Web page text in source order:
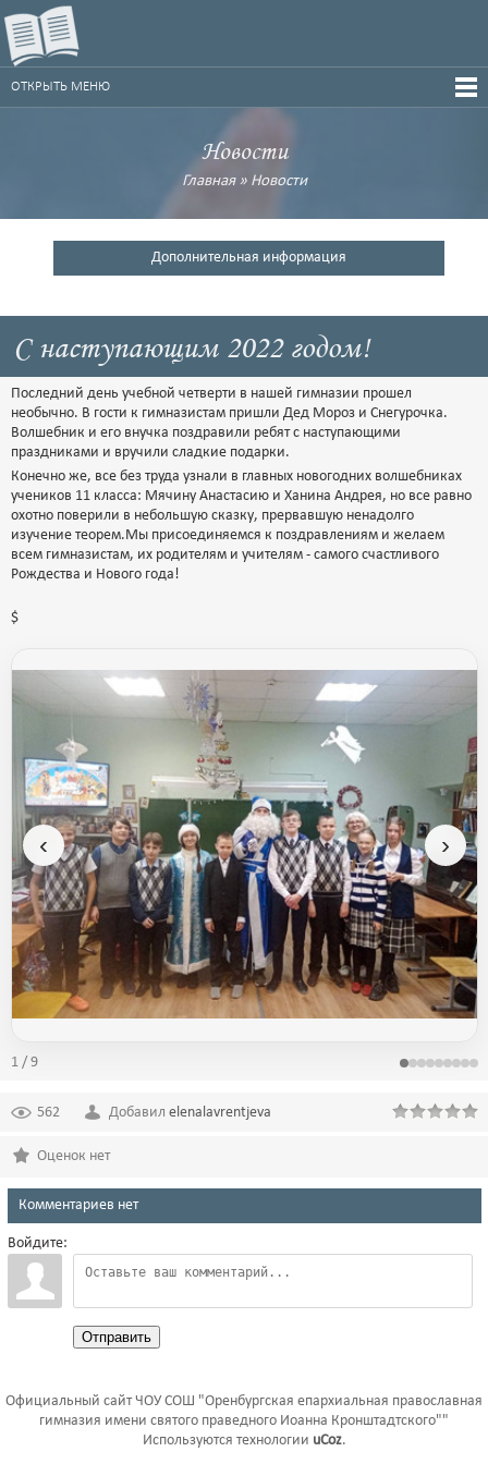
ОТКРЫТЬ МЕНЮ
Новости
Главная» Новости
Дополнительная информация
С наступающим 2022 годом!
Последний день учебной четверти в нашей гимназии прошел
необычно. В гости к гимназистам пришли Дед Мороз и Снегурочка.
Волшебник и его внучка поздравили ребят с наступающими
праздниками и вручили сладкие подарки.
Конечно же, все без труда узнали в главных новогодних волшебниках
учеников 11 класса: Мячину Анастасию и Ханина Андрея, но все равно
охотно поверили в небольшую сказку, прервавшую ненадолго
изучение теорем.Мы присоединяемся к поздравлениям и желаем
всем гимназистам, их родителям и учителям - самого счастливого
Рождества и Нового года!
$
‹ ›
1 / 9
562 Добавил elenalavrentjeva
Оценок нет
Комментариев нет
Войдите:
Отправить
Официальный сайт ЧОУ СОШ "Оренбургская епархиальная православная
гимназия имени святого праведного Иоанна Кронштадтского""
Используются технологии uCoz.